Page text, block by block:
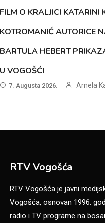
FILM O KRALJICI KATARINI
KOTROMANIĆ AUTORICE
BARTULA HEBERT
U VOGOŠĆI
7. Augusta 2026. Arnela
RTV Vogošća
RTV Vogošća je javni
Vogošća, osnovan 1996.
radio i TV programe na